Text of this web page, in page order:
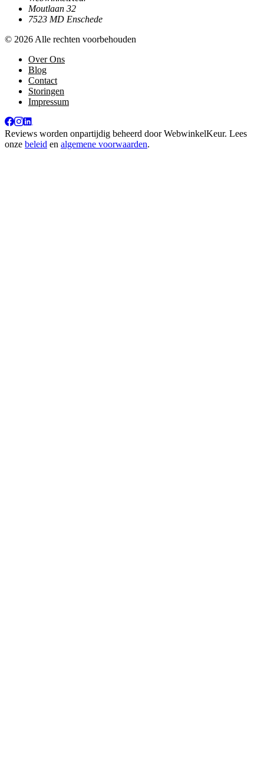
Moutlaan 32
7523 MD Enschede
© 2026 Alle rechten voorbehouden
Over Ons
Blog
Contact
Storingen
Impressum
Reviews worden onpartijdig beheerd doorWebwinkelKeur. Lees
onze beleid en algemene voorwaarden.